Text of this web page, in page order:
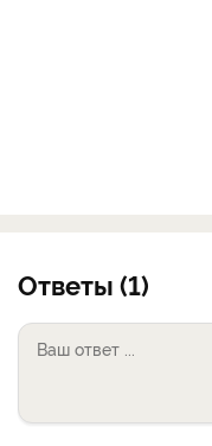
Ответы (1)